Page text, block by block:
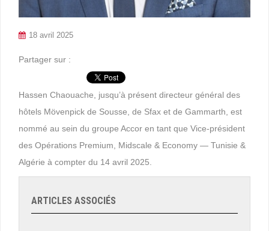
18 avril 2025
Partager sur :
Hassen Chaouache, jusqu’à présent directeur général des
hôtels Mövenpick de Sousse, de Sfax et de Gammarth, est
nommé au sein du groupe Accor en tant que Vice-président
des Opérations Premium, Midscale & Economy — Tunisie &
Algérie à compter du 14 avril 2025.
ARTICLES ASSOCIÉS